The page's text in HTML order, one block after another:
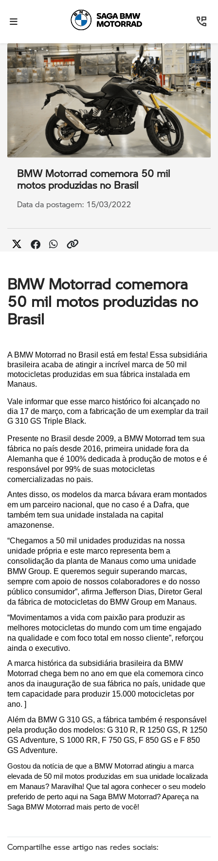
BMW Motorrad comemora 50 mil
motos produzidas no Brasil
Data da postagem: 15/03/2022
BMW Motorrad comemora
50 mil motos produzidas no
Brasil
A BMW Motorrad no Brasil está em festa! Essa subsidiária
brasileira acaba de atingir a incrível marca de 50 mil
motocicletas produzidas em sua fábrica instalada em
Manaus.
Vale informar que esse marco histórico foi alcançado no
dia 17 de março, com a fabricação de um exemplar da trail
G 310 GS Triple Black.
Presente no Brasil desde 2009, a BMW Motorrad tem sua
fábrica no país desde 2016, primeira unidade fora da
Alemanha que é 100% dedicada à produção de motos e é
responsável por 99% de suas motocicletas
comercializadas no pais.
Antes disso, os modelos da marca bávara eram montados
em um parceiro nacional, que no caso é a Dafra, que
também tem sua unidade instalada na capital
amazonense.
“Chegamos a 50 mil unidades produzidas na nossa
unidade própria e este marco representa bem a
consolidação da planta de Manaus como uma unidade
BMW Group. E queremos seguir superando marcas,
sempre com apoio de nossos colaboradores e do nosso
público consumidor”, afirma Jefferson Dias, Diretor Geral
da fábrica de motocicletas do BMW Group em Manaus.
“Movimentamos a vida com paixão para produzir as
melhores motocicletas do mundo com um time engajado
na qualidade e com foco total em nosso cliente”, reforçou
ainda o executivo.
A marca histórica da subsidiária brasileira da BMW
Motorrad chega bem no ano em que ela comemora cinco
anos da inauguração de sua fábrica no país, unidade que
tem capacidade para produzir 15.000 motocicletas por
ano. ]
Além da BMW G 310 GS, a fábrica também é responsável
pela produção dos modelos: G 310 R, R 1250 GS, R 1250
GS Adventure, S 1000 RR, F 750 GS, F 850 GS e F 850
GS Adventure.
Gostou da notícia de que a BMW Motorrad atingiu a marca
elevada de 50 mil motos produzidas em sua unidade localizada
em Manaus? Maravilha! Que tal agora conhecer o seu modelo
preferido de perto aqui na Saga BMW Motorrad? Apareça na
Saga BMW Motorrad mais perto de você!
Compartilhe esse artigo nas redes sociais: